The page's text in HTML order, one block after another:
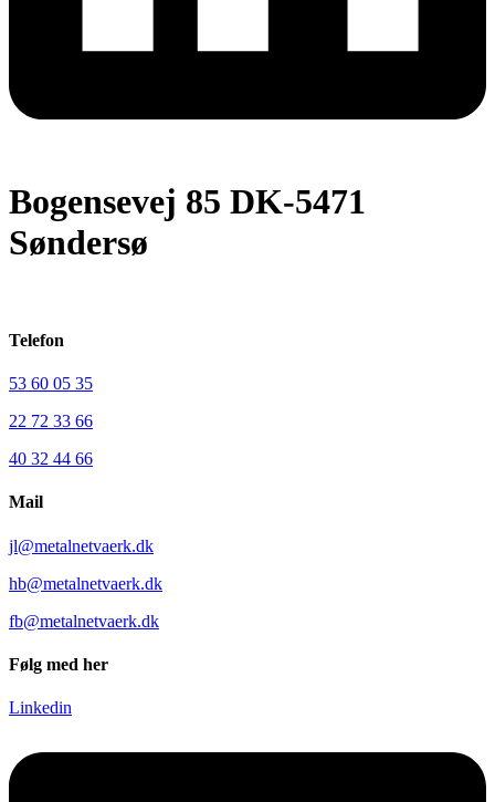
Bogensevej 85 DK-5471
Søndersø
Telefon
53 60 05 35
22 72 33 66
40 32 44 66
Mail
jl@metalnetvaerk.dk
hb@metalnetvaerk.dk
fb@metalnetvaerk.dk
Følg med her
Linkedin